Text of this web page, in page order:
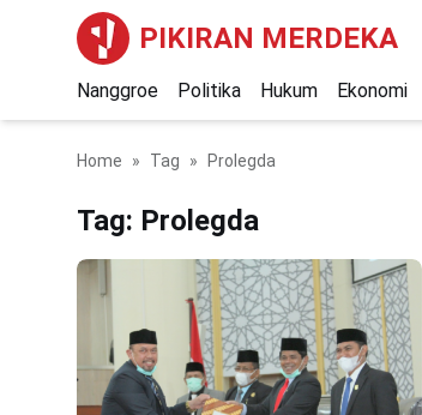
PIKIRAN MERDEKA
Nanggroe Politika Hukum Ekonomi
Home Tag Prolegda
Tag: Prolegda